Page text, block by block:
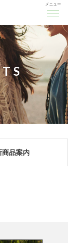
メニュー
商品案内